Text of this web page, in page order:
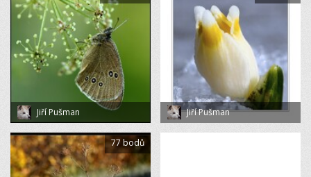
Jiří Pušman Jiří Pušman
77 bodů